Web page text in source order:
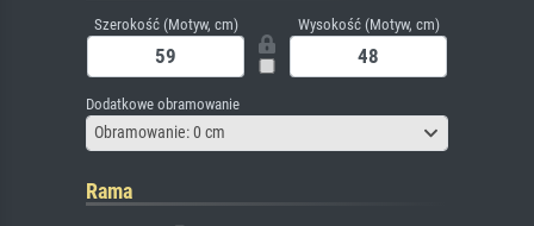
Szerokość (Motyw, cm) Wysokość (Motyw, cm)
Dodatkowe obramowanie
Obramowanie: 0 cm
Rama